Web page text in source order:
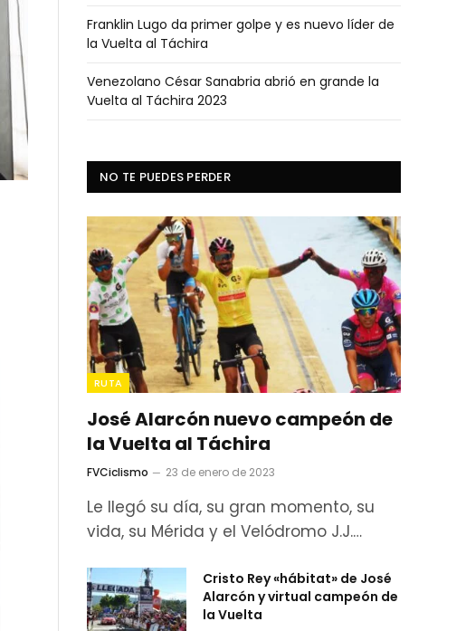
Franklin Lugo da primer golpe y es nuevo líder de
la Vuelta al Táchira
Venezolano César Sanabria abrió en grande la
Vuelta al Táchira 2023
NO TE PUEDES PERDER
RUTA
José Alarcón nuevo campeón de
la Vuelta al Táchira
FVCiclismo 23 de enero de 2023
Le llegó su día, su gran momento, su
vida, su Mérida y el Velódromo J.J.…
Cristo Rey «hábitat» de José
Alarcón y virtual campeón de
la Vuelta